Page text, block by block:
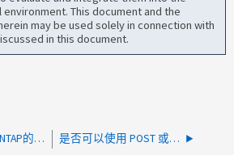
This document and the
may be used solely in connection with
in this document.
是否可以通过ONTAP的配额配置设置文件大小上限？ 是否可以使用 POST 或 PATCH 到 /network/ip/interfaces 来指定 LIF 的故障转移组？